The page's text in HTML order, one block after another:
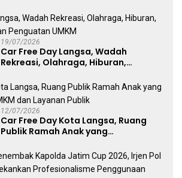
19/07/2026
Car Free Day Langsa, Wadah
Rekreasi, Olahraga, Hiburan,
UMKM
12/07/2026
Car Free Day Kota Langsa, Ruang
Publik Ramah Anak yang
Publik